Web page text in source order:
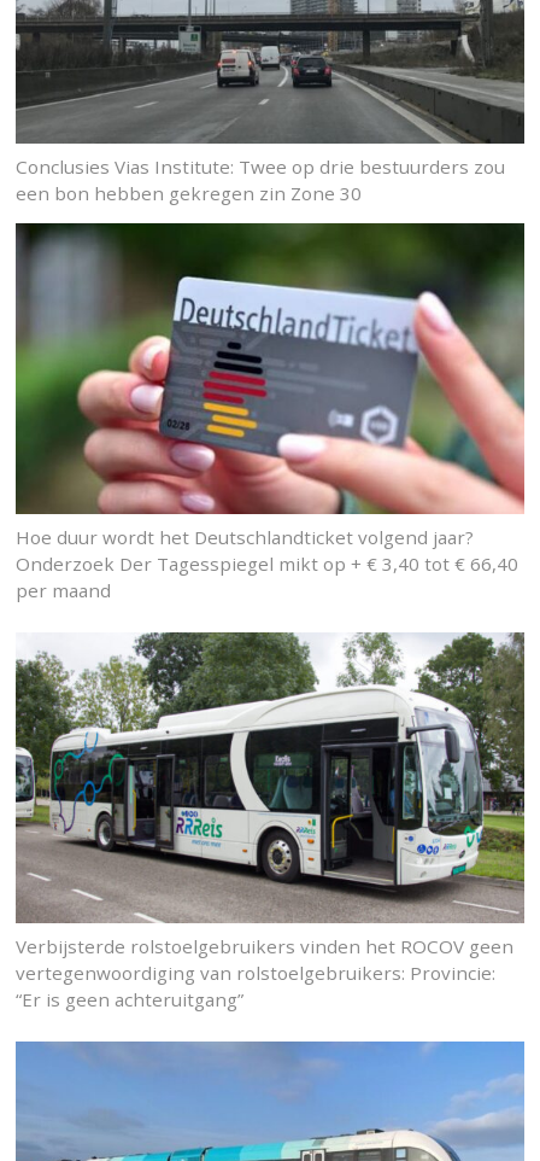
Conclusies Vias Institute: Twee op drie bestuurders zou
een bon hebben gekregen zin Zone 30
Hoe duur wordt het Deutschlandticket volgend jaar?
Onderzoek Der Tagesspiegel mikt op + € 3,40 tot € 66,40
per maand
Verbijsterde rolstoelgebruikers vinden het ROCOV geen
vertegenwoordiging van rolstoelgebruikers: Provincie:
“Er is geen achteruitgang”